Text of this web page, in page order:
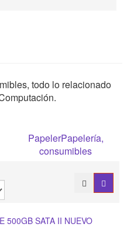
todo lo relacionado
PapelerPapelería,
consumibles
500GB SATA II NUEVO